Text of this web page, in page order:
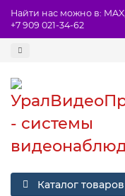
Найти нас можно в:
+7 909 021-34-62
Каталог товаров